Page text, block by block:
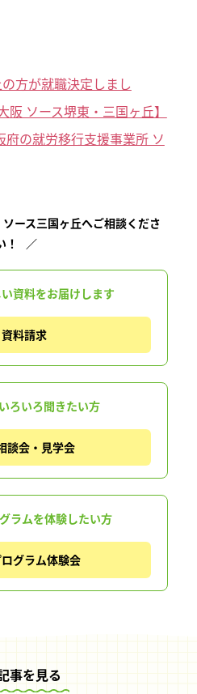
方が就職決定しまし
ソース堺東・三国ヶ丘】
の就労移行支援事業所 ソ
ース三国ヶ丘へご相談くださ
！
資料をお届けします
資料請求
ろいろ聞きたい方
談会・見学会
ラムを体験したい方
グラム体験会
事を見る